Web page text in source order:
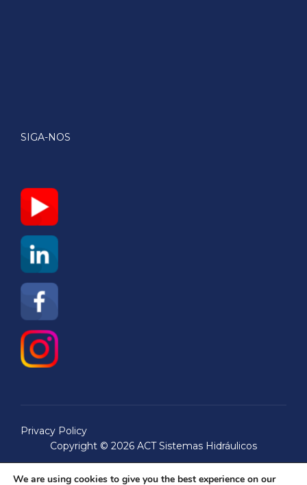
SIGA-NOS
Privacy Policy
Copyright © 2026 ACT Sistemas Hidráulicos
We are using cookies to give you the best experience on our